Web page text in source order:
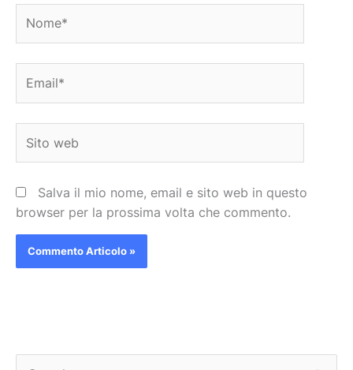
web
Salva il mio nome, email e sito web in questo
browser per la prossima volta che commento.